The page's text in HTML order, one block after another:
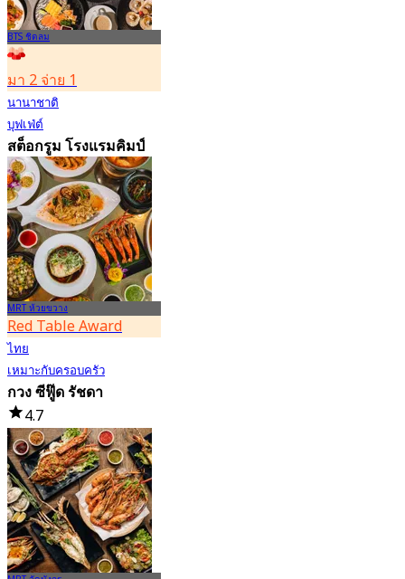
BTS ชิดลม
มา 2 จ่าย 1
นานาชาติ
บุฟเฟ่ต์
สต็อกรูม โรงแรมคิมป์
ตัน มาลัย กรุงเทพฯ
4.6
25.1K การจอง
จาก฿ 442.5
MRT ห้วยขวาง
Red Table Award
ไทย
เหมาะกับครอบครัว
กวง ซีฟู๊ด รัชดา
4.7
7.8K การจอง
จาก฿ 950